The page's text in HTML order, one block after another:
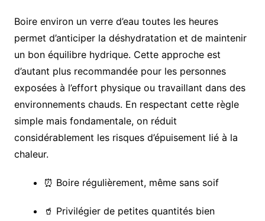
Boire environ un verre d’eau toutes les heures
permet d’anticiper la déshydratation et de maintenir
un bon équilibre hydrique. Cette approche est
d’autant plus recommandée pour les personnes
exposées à l’effort physique ou travaillant dans des
environnements chauds. En respectant cette règle
simple mais fondamentale, on réduit
considérablement les risques d’épuisement lié à la
chaleur.
⏰ Boire régulièrement, même sans soif
🥤 Privilégier de petites quantités bien